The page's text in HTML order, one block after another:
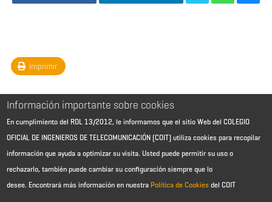
Imprimir
Aviso Legal - Información general
Información importante sobre cookies
En cumplimiento del RDL 13/2012, le informamos que el sitio Web del COLEGIO
OFICIAL DE INGENIEROS DE TELECOMUNICACIÓN (COIT) utiliza cookies para recopilar
información que ayuda a optimizar su visita. Usted puede permitir su uso o
rechazarlo, también puede cambiar su configuración siempre que lo
desee. Encontrará más información en nuestra Política de Cookies del COIT